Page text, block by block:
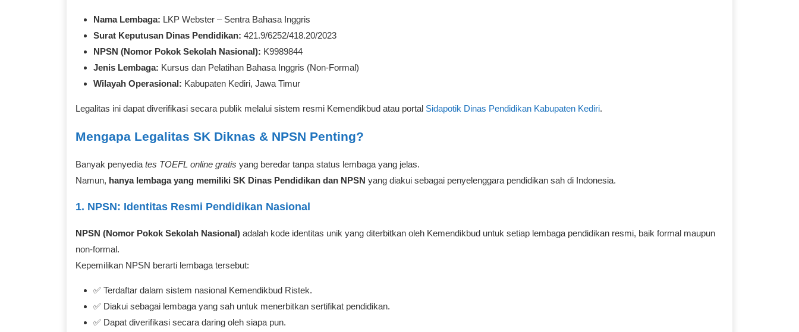
Nama Lembaga: LKP Webster – Sentra Bahasa Inggris
Surat Keputusan Dinas Pendidikan: 421.9/6252/418.20/2023
NPSN (Nomor Pokok Sekolah Nasional): K9989844
Jenis Lembaga: Kursus dan Pelatihan Bahasa Inggris (Non-Formal)
Wilayah Operasional: Kabupaten Kediri, Jawa Timur
Legalitas ini dapat diverifikasi secara publik melalui sistem resmi Kemendikbud atau portal Sidapotik Dinas Pendidikan Kabupaten Kediri.
Mengapa Legalitas SK Diknas & NPSN Penting?
Banyak penyedia tes TOEFL online gratis yang beredar tanpa status lembaga yang jelas.
Namun, hanya lembaga yang memiliki SK Dinas Pendidikan dan NPSN yang diakui sebagai penyelenggara pendidikan sah di Indonesia.
1. NPSN: Identitas Resmi Pendidikan Nasional
NPSN (Nomor Pokok Sekolah Nasional) adalah kode identitas unik yang diterbitkan oleh Kemendikbud untuk setiap lembaga pendidikan resmi, baik formal maupun
non-formal.
Kepemilikan NPSN berarti lembaga tersebut:
✅ Terdaftar dalam sistem nasional Kemendikbud Ristek.
✅ Diakui sebagai lembaga yang sah untuk menerbitkan sertifikat pendidikan.
✅ Dapat diverifikasi secara daring oleh siapa pun.